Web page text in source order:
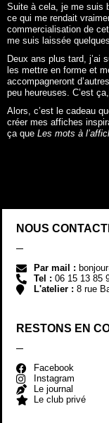
Suite à cela, je me suis
ce qui me rendait
commercialisation de
me suis laissée
Deux ans plus tard, j’ai
les mettre en forme et
accompagneront
peu heureuses. C’est
Alors, c’est le cadeau
créer mes affiches
ça que Les mots à
NOUS
Par mail :
Tel : 06 15 13 85
L'atelier : 8 rue
RESTONS EN
Facebook
Instagram
Le journal
Le club privé